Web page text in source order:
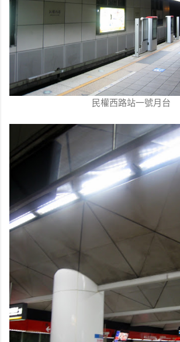
民權西路站一號月台